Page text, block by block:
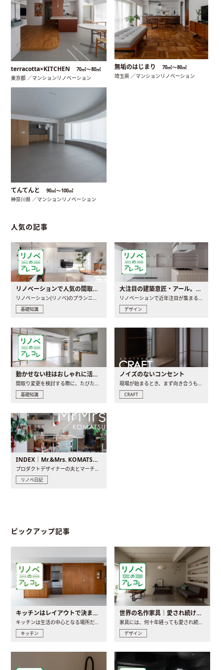
terracotta×KITCHEN 70㎡〜80㎡
東京都 ／マンションリノベーション
無垢のはじまり 70㎡〜80㎡
埼玉県 ／マンションリノベーション
てんてんと 90㎡〜100㎡
神奈川県 ／マンションリノベーション
人気の記事
リノベーションで人気の間取りとは？トレンドの間取りと実例を徹底解説
リノベーション(リノベ)のプランニングで一番最初に決めるのは..
基礎知識
大注目の建築意匠・アール。人気の理由と空間に取り入れるポイント
リノベーションで近年注目が集まる建築意匠の一つであるアール..
デザイン
動かせない柱はおしゃれに活用！柱を魅せるリノベーション(リノベ)4選
間取り変更を検討する際に、たびたび皆さんの頭を悩ませる動か..
基礎知識
ノイズのないコンセント
現場が始まるとき、まず向き合うものの一つがコンセントです..
CRAFT
INDEX｜Mr.&Mrs. KOMATSU renovation diary
プロダクトデザイナーの夫とマーチャンダイザーの妻が、夫婦で..
リノベ日記
ピックアップ記事
キッチンはレイアウトで決まる。後悔しないための考え方と選び方
キッチン
世界の名作家具｜愛され続ける理由と一生モノとの出会い方
デザイン